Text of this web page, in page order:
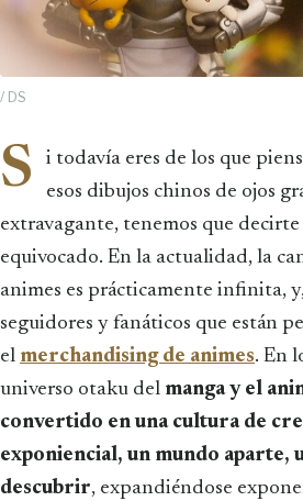
/ DS
S
i todavía eres de los que
esos dibujos chinos de ojos
extravagante, tenemos que decirte
equivocado. En la actualidad, la
animes es prácticamente infinita,
seguidores y fanáticos que están
el merchandising de animes. En
universo otaku del manga y el
convertido en una cultura de
exponiencial, un mundo aparte,
descubrir, expandiéndose